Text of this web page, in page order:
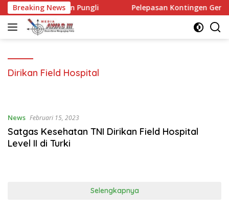
Langsung
ke
konten
Breaking News
dan Pungli Pelepasan Kontingen Gerakan
Dirikan Field Hospital
News Februari 15, 2023
Satgas Kesehatan TNI Dirikan Field Hospital
Level II di Turki
Selengkapnya